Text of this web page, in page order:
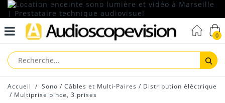
0
Accueil / Sono / Câbles et Multi-Paires / Distribution éléctrique
/ Multiprise pince, 3 prises